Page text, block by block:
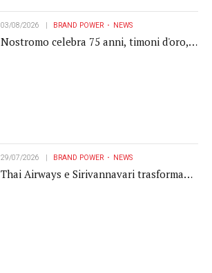
03/08/2026 BRAND POWER NEWS
Nostromo celebra 75 anni, timoni d'oro,
29/07/2026 BRAND POWER NEWS
Thai Airways e Sirivannavari trasformano